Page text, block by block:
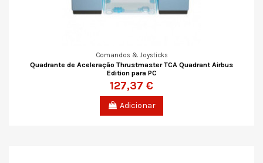
Comandos & Joysticks
Quadrante de Aceleração Thrustmaster TCA Quadrant Airbus
Edition para PC
127,37 €
Adicionar